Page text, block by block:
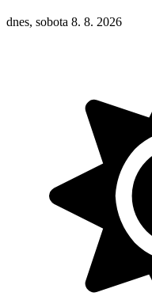
dnes, sobota 8. 8. 2026